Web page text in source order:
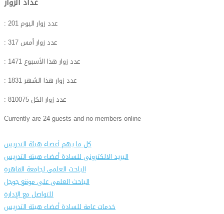
: عدد زوار اليوم201
: عدد زوار أمس 317
: عدد زوار هذا الأسبوع 1471
: عدد زوار هذا الشهر1831
: عدد زوار الكل 810075
Currently are 24 guests and no members online
كل ما يهم أعضاء هيئة التدريس
البريد الالكترونى للسادة أعضاء هيئة التدريس
الباحث العلمى لجامعة القاهرة
الباحث العلمى على موقع جوجل
للتواصل مع الإدارة
خدمات عامة للسادة أعضاء هيئة التدريس